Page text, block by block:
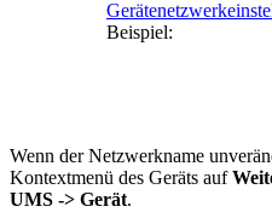
Beispiel:
Wenn der Netzwerkname
Kontextmenü des Geräts auf
UMS -> Gerät.